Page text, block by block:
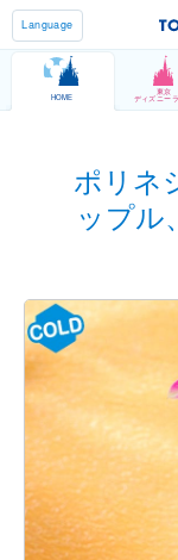
Language
HOME
東京
ディズニー
ポリネ
ップル